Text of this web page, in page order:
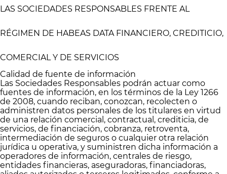
LAS SOCIEDADES RESPONSABLES FRENTE AL
RÉGIMEN DE HABEAS DATA FINANCIERO, CREDITICIO,
COMERCIAL Y DE SERVICIOS
Calidad de fuente de información
Las Sociedades Responsables podrán actuar como
fuentes de información, en los términos de la Ley 1266
de 2008, cuando reciban, conozcan, recolecten o
administren datos personales de los titulares en virtud
de una relación comercial, contractual, crediticia, de
servicios, de financiación, cobranza, retroventa,
intermediación de seguros o cualquier otra relación
jurídica u operativa, y suministren dicha información a
operadores de información, centrales de riesgo,
entidades financieras, aseguradoras, financiadoras,